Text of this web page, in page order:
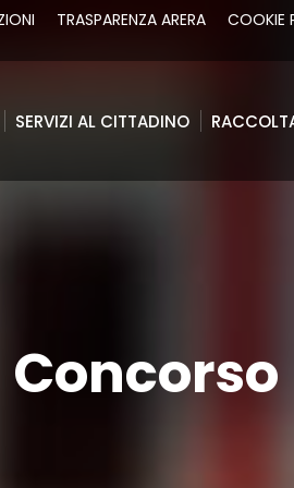
TRASPARENZA ARERA
COOKIE
SERVIZI AL CITTADINO
SERVIZI AL CITTADINO